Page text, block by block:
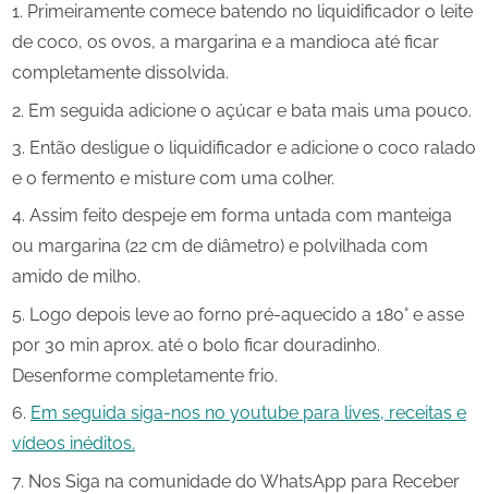
Primeiramente comece batendo no liquidificador o leite
de coco, os ovos, a margarina e a mandioca até ficar
completamente dissolvida.
Em seguida adicione o açúcar e bata mais uma pouco.
Então desligue o liquidificador e adicione o coco ralado
e o fermento e misture com uma colher.
Assim feito despeje em forma untada com manteiga
ou margarina (22 cm de diâmetro) e polvilhada com
amido de milho.
Logo depois leve ao forno pré-aquecido a 180° e asse
por 30 min aprox. até o bolo ficar douradinho.
Desenforme completamente frio.
Em seguida siga-nos no youtube para lives, receitas e
vídeos inéditos.
Nos Siga na comunidade do WhatsApp para Receber